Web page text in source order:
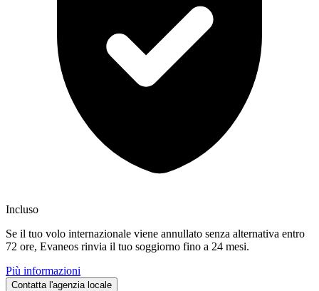
Incluso
Se il tuo volo internazionale viene annullato senza alternativa entro
72 ore, Evaneos rinvia il tuo soggiorno fino a 24 mesi.
Più informazioni
Contatta l'agenzia locale